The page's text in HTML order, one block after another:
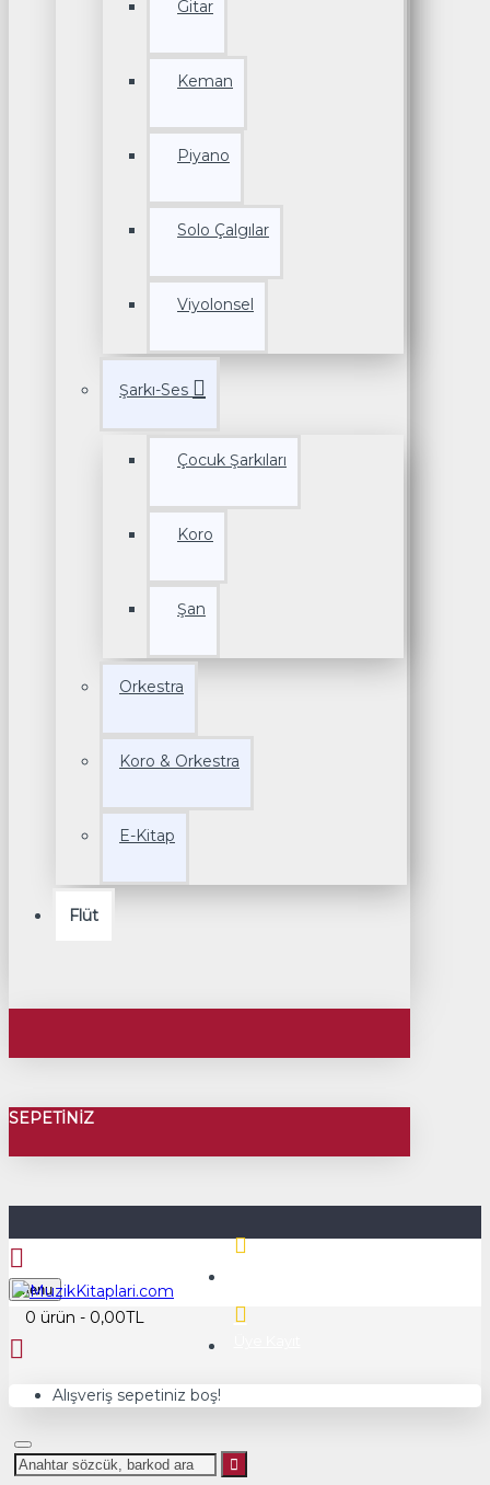
Gitar
Keman
Piyano
Solo Çalgılar
Viyolonsel
Şarkı-Ses
Çocuk Şarkıları
Koro
Şan
Orkestra
Koro & Orkestra
E-Kitap
Flüt
SEPETINIZ
Menu
0 ürün - 0,00TL
Alışveriş sepetiniz boş!